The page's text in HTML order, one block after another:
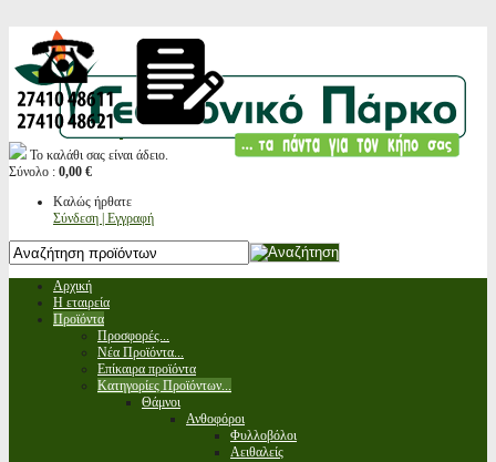
Το καλάθι σας είναι άδειο.
Σύνολο : 0,00 €
Καλώς ήρθατε
Σύνδεση | Εγγραφή
Αρχική
Η εταιρεία
Προϊόντα
Προσφορές...
Νέα Προϊόντα...
Επίκαιρα προϊόντα
Κατηγορίες Προϊόντων...
Θάμνοι
Ανθοφόροι
Φυλλοβόλοι
Αειθαλείς